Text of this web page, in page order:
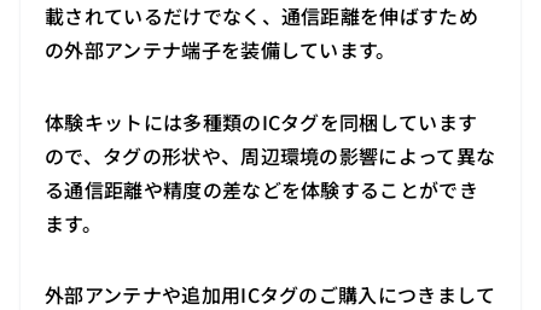
載されているだけでなく、通信距離を伸ばすため
の外部アンテナ端子を装備しています。
体験キットには多種類のICタグを同梱しています
ので、タグの形状や、周辺環境の影響によって異な
る通信距離や精度の差などを体験することができ
ます。
外部アンテナや追加用ICタグのご購入につきまして